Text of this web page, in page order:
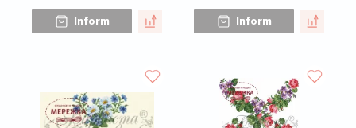
Inform Inform